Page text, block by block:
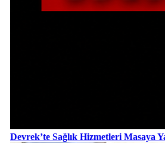
Devrek’te Sağlık Hizmetleri Masaya